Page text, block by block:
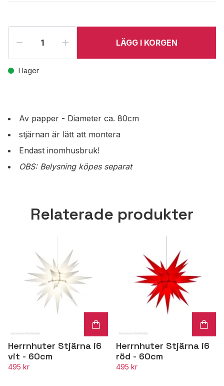
LÄGG I KORGEN
I lager
Av papper - Diameter ca. 80cm
stjärnan är lätt att montera
Endast inomhusbruk!
OBS: Belysning köpes separat
Relaterade produkter
Herrnhuter Stjärna i6
vit - 60cm
495 kr
Herrnhuter Stjärna i6
röd - 60cm
495 kr